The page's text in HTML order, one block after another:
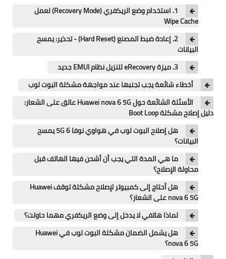
بلوجر
مقالات
تطبيقات
العملات الرقمية
1. استخدام وضع الريكفري (Recovery Mode) لعمل
Wipe Cache
2. إعادة ضبط المصنع (Hard Reset) - تحذير: يمسح
البيانات
3. ميزة eRecovery لتنزيل نظام EMUI جديد
أخطاء شائعة يجب تجنبها عند مواجهة مشكلة البوت لوب
الأسئلة الشائعة حول Huawei nova 6 5G عالق على الشعار:
دليل إصلاح مشكلة Boot Loop
هل إصلاح البوت لوب في هواوي نوفا 6 5G يمسح
البيانات؟
ما هي المدة التي يجب أن أشحن فيها الهاتف قبل
محاولة الإصلاح؟
هل أحتاج إلى كمبيوتر لإصلاح مشكلة توقف Huawei
nova 6 5G على الشعار؟
لماذا هاتفي لا يدخل إلى وضع الريكفري مهما حاولت؟
هل يشمل الضمان مشكلة البوت لوب في Huawei
nova 6 5G؟